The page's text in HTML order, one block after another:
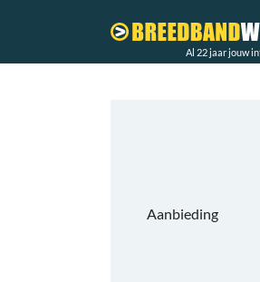
Al 22 jaar jouw
Aanbieding